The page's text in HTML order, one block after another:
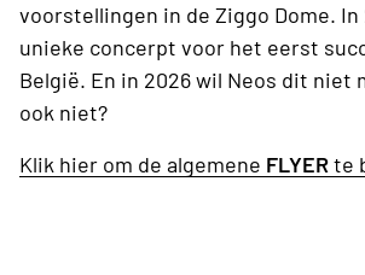
voorstellingen in de Ziggo Dome.
unieke concerpt voor het eerst
België. En in 2026 wil Neos dit niet
ook niet?
Klik hier om de algemene FLYERte